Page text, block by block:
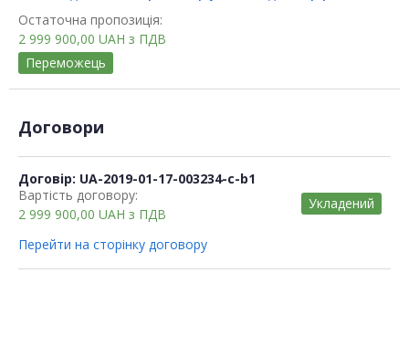
Остаточна пропозиція:
2 999 900,00 UAH з ПДВ
Переможець
Договори
Договір: UA-2019-01-17-003234-c-b1
Вартість договору:
2 999 900,00 UAH з ПДВ
Укладений
Перейти на сторінку договору